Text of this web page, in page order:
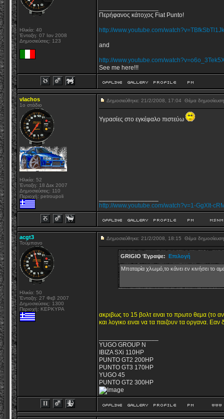
Ηλικία: 40
Ένταξη: 07 Ιαν 2008
Δημοσιεύσεις: 123
Περήφανος κάτοχος Fiat Punto!
http://www.youtube.com/watch?v=TBfkSbTl1Jk
and
http://www.youtube.com/
See me here!!!
vlachos
1o στάδιο
Ηλικία: 52
Ένταξη: 18 Δεκ 2007
Δημοσιεύσεις: 110
Περιοχή: petroupoli
Δημοσιεύθηκε: 21/2/2008, 17:04 Θέμα
Υγρασίες στο εγκέφαλο πιστεύω
http://www.youtube.com/watch?v=1-GgXIt-
acgt3
Τούμπανο
Ηλικία: 50
Ένταξη: 27 Φεβ 2007
Δημοσιεύσεις: 1300
Περιοχή: ΚΕΡΚΥΡΑ
Δημοσιεύθηκε: 21/2/2008, 18:15 Θέμα
GRIGIO Έγραψε: Επιλογή
Μπαταρία χλωμό,το κάνει εν κινήσει το
ακριβως το 15 βολτ ειναι το πρωτο θεμα (το
και λογικο ειναι να τα παιζουν τα οργανα.
YUGO GROUP N
IBIZA SXi 110HP
PUNTO GT2 200HP
PUNTO GT3 170HP
YUGO 45
PUNTO GT2 300HP